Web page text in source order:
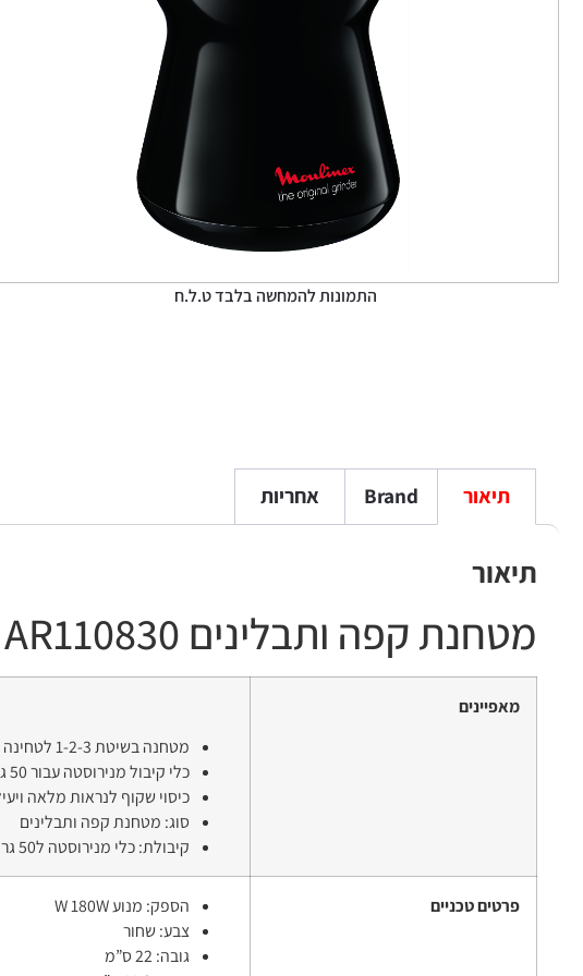
התמונות להמחשה בלבד ט.ל.ח
תיאור Brand אחריות
תיאור
מטחנת קפה ותבלינים 110830
מאפיינים
מטחנה בשיטת 1-2-3 לטחינה מהירה ויעילה.
כלי קיבול מנירוסטה עבור 50 גר’ גם לפולי קפה וגם לתבלינים.
כיסוי שקוף לנראות מלאה
סוג: מטחנת קפה ותבלינים
קיבולת: כלי מנירוסטה ל50 גר’
פרטים טכניים
הספק: מנוע W 180W
צבע: שחור
גובה: 22 ס”מ